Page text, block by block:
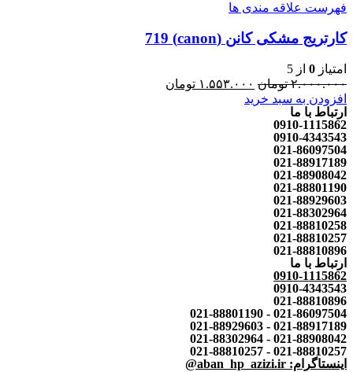
فهرست علاقه مندی ها
کارتریج مشکی کانن (canon) 719
امتیاز 0 از 5
۲.۰۰۰.۰۰۰ تومان ۱.۵۵۳.۰۰۰ تومان
افزودن به سبد خرید
ارتباط با ما
0910-1115862
0910-4343543
021-86097504
021-88917189
021-88908042
021-88801190
021-88929603
021-88302964
021-88810258
021-88810257
021-88810896
ارتباط با ما
0910-1115862
0910-4343543
021-88810896
021-86097504 - 021-88801190
021-88917189 - 021-88929603
021-88908042 - 021-88302964
021-88810257 - 021-88810257
اینستاگرام: aban_hp_azizi.ir@